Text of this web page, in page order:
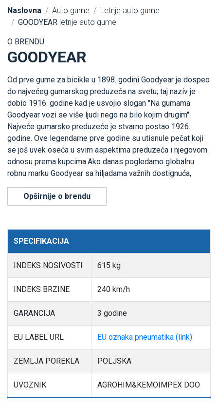
Naslovna Auto gume
Letnje auto gume
GOODYEAR letnje auto gume
O BRENDU
GOODYEAR
Od prve gume za bicikle u 1898. godini Goodyear je dospeo
do najvećeg gumarskog preduzeća na svetu; taj naziv je
dobio 1916. godine kad je usvojio slogan "Na gumama
Goodyear vozi se više ljudi nego na bilo kojim drugim".
Najveće gumarsko preduzeće je stvarno postao 1926.
godine. Ove legendarne prve godine su utisnule pečat koji
se još uvek oseća u svim aspektima preduzeća i njegovom
odnosu prema kupcima.Ako danas pogledamo globalnu
robnu marku Goodyear sa hiljadama važnih dostignuća,
Opširnije o brendu
SPECIFIKACIJA
INDEKS NOSIVOSTI 615 kg
INDEKS BRZINE 240 km/h
GARANCIJA 3 godine
EU LABEL URL EU oznaka pneumatika (link)
ZEMLJA POREKLA POLJSKA
UVOZNIK AGROHIM&KEMOIMPEX DOO